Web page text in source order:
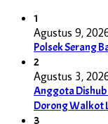
1
Agustus 9,
Polsek Serang
2
Agustus 3,
Anggota Dishub
Dorong Walkot
3